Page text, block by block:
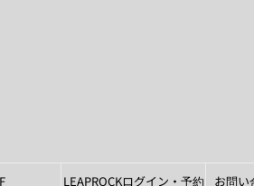
LEAPROCKログイン・予約 お問い